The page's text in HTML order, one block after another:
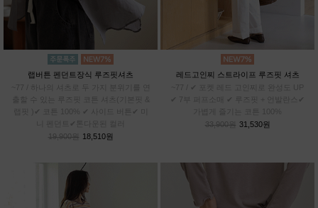
랩버튼 펜던트장식 루즈핏셔츠
~77 / 하나의 셔츠로 두 가지 분위기를 연
출할 수 있는 루즈핏 코튼 셔츠(기본핏 &
랩핏 )✔ 코튼 100% ✔ 사이드 버튼✔ 미
니 펜던트✔톤다운된 컬러
19,900원 18,510원
레드고인찌 스트라이프 루즈핏 셔츠
~77 / ✔ 포켓 레드 고인찌로 완성도 UP
✔ 7부 퍼프소매 ✔ 루즈핏 + 언발란스✔
33,900원 31,530원